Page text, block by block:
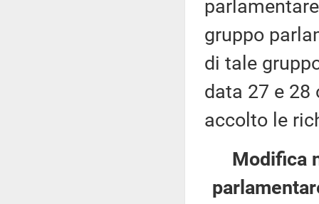
gruppo
di tale
data 27 e 28
accolto le
Modifica